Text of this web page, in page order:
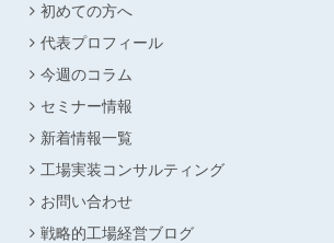
初めての方へ
代表プロフィール
今週のコラム
セミナー情報
新着情報一覧
工場実装コンサルティング
お問い合わせ
戦略的工場経営ブログ